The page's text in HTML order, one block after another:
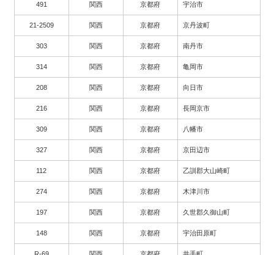
491 関西 京都府 宇治市
21-2509 関西 京都府 京丹波町
303 関西 京都府 南丹市
314 関西 京都府 亀岡市
208 関西 京都府 向日市
216 関西 京都府 長岡京市
309 関西 京都府 八幡市
327 関西 京都府 京田辺市
112 関西 京都府 乙訓郡大山崎町
274 関西 京都府 木津川市
197 関西 京都府 久世郡久御山町
148 関西 京都府 宇治田原町